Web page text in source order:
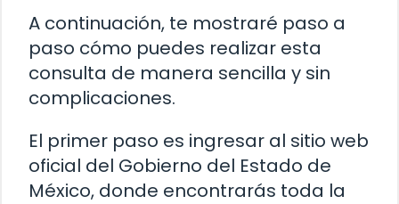
A continuación, te mostraré paso a
paso cómo puedes realizar esta
consulta de manera sencilla y sin
complicaciones.
El primer paso es ingresar al sitio web
oficial del Gobierno del Estado de
México, donde encontrarás toda la